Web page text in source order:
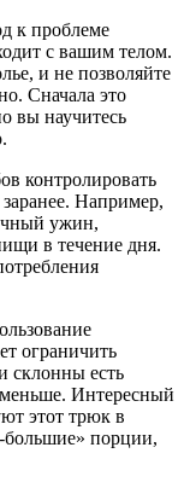
к проблеме
с вашим телом.
и не позволяйте
Сначала это
вы научитесь
контролировать
Например,
ужин,
в течение дня.
ограничить
склонны есть
Интересный
этот трюк в
большие» порции,